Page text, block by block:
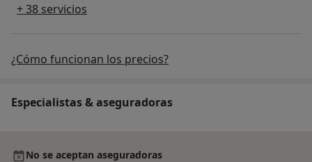
+ 38 servicios
¿Cómo funcionan los precios?
Especialistas & aseguradoras
No se aceptan aseguradoras